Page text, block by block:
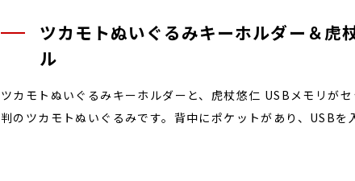
ツカモトぬいぐるみキーホルダー＆虎
ル
ツカモトぬいぐるみキーホルダーと、虎杖悠仁 USBメモリが
判のツカモトぬいぐるみです。背中にポケットがあり、USBを